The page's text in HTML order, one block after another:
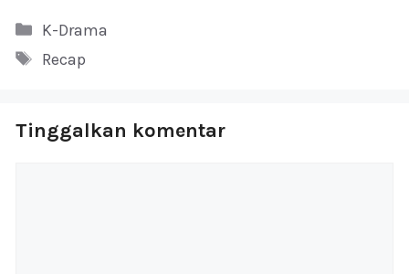
Kategori
K-Drama
Tag
Recap
Tinggalkan komentar